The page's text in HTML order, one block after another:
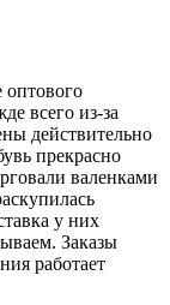
всего из-за
действительно
прекрасно
валенками
у них
Заказы
работает